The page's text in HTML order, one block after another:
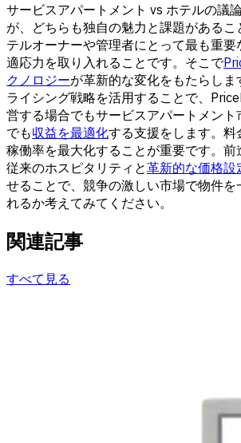
サービスアパートメント vs ホテルの議
が、どちらも独自の魅力と課題がある
テルオーナーや管理者にとって最も重要
適応力を取り入れることです。そこで
クノロジーが革新的な変化をもたらし
ライシング戦略を活用することで、
営する場合でもサービスアパートメント
でも収益を最適化する支援をします。料
稼働率を最大化することが重要です。前
従来のホスピタリティと革新的な価格設
せることで、競争の激しい市場で物件を
れるか考えてみてください。
関連記事
すべて見る